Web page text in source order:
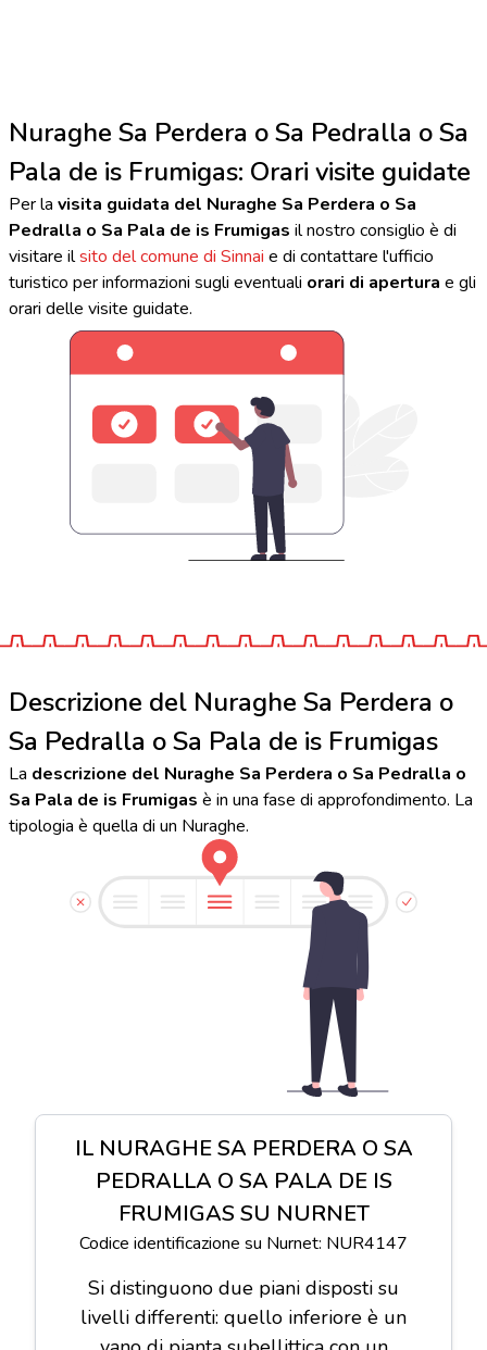
Nuraghe Sa Perdera o Sa Pedralla o Sa
Pala de is Frumigas: Orari visite guidate
Per la visita guidata del Nuraghe Sa Perdera o Sa
Pedralla o Sa Pala de is Frumigas il nostro consiglio è di
visitare ilsito del comune di Sinnai e di contattare l'ufficio
turistico per informazioni sugli eventuali orari di apertura e gli
orari delle visite guidate.
Descrizione del Nuraghe Sa Perdera o
Sa Pedralla o Sa Pala de is Frumigas
La descrizione del Nuraghe Sa Perdera o Sa Pedralla o
Sa Pala de is Frumigas è in una fase di approfondimento. La
tipologia è quella di un Nuraghe.
IL NURAGHE SA PERDERA O SA
PEDRALLA O SA PALA DE IS
FRUMIGAS SU NURNET
Codice identificazione su Nurnet: NUR4147
Si distinguono due piani disposti su
livelli differenti: quello inferiore è un